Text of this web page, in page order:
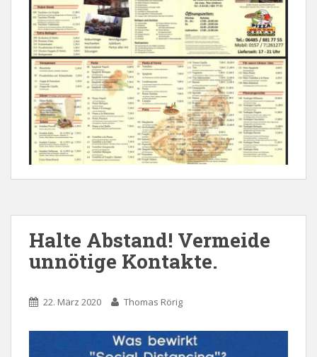
Halte Abstand! Vermeide
unnötige Kontakte.
22. März 2020 Thomas Rörig